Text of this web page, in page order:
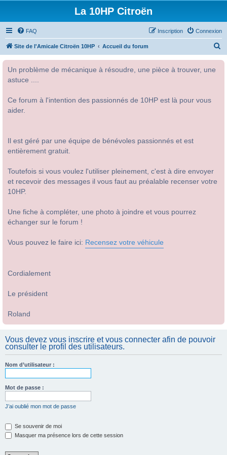
La 10HP Citroën
FAQ Connexion
Inscription
Site de l'Amicale Citroën 10HP Accueil du forum
Un problème de mécanique à résoudre, une pièce à trouver, une
astuce ....
Ce forum à l'intention des passionnés de 10HP est là pour vous
aider.
Il est géré par une équipe de bénévoles passionnés et est
entièrement gratuit.
Toutefois si vous voulez l'utiliser pleinement, c'est à dire envoyer
et recevoir des messages il vous faut au préalable recenser votre
10HP.
Une fiche à compléter, une photo à joindre et vous pourrez
échanger sur le forum !
Vous pouvez le faire ici: Recensez votre véhicule
Cordialement
Le président
Roland
Vous devez vous inscrire et vous connecter afin de pouvoir
consulter le profil des utilisateurs.
Nom d’utilisateur :
Mot de passe :
J’ai oublié mon mot de passe
Se souvenir de moi
Masquer ma présence lors de cette session